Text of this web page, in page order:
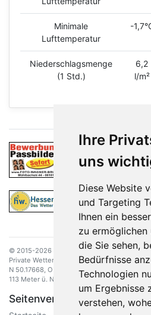
Ihre
uns
Diese Website
und Targeting
Ihnen ein
zu ermöglichen
die Sie sehen,
Bedürfnisse
Technologien
um Ergebnisse
verstehen,
Minimale
Lufttemperatur
-
Niederschlagsmenge
(1 Std.)
6,2
l/m²
© 2015-2026
Private Wetterstation Bruchköbel
N 50.17668, O 8.92512
113 Meter ü. NN.
Seitenverzeichnis